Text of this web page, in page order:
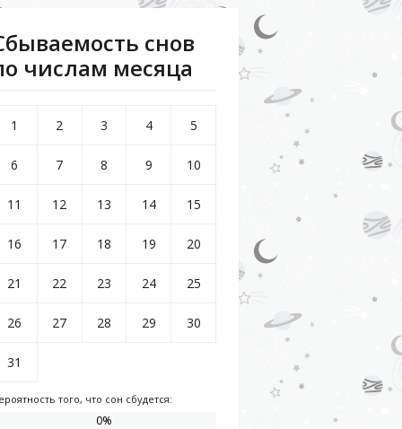
снов
числам месяца
1 2 3 4 5
6 7 8 9 10
11 12 13 14 15
16 17 18 19 20
21 22 23 24 25
26 27 28 29 30
31
того, что сон сбудется:
0%